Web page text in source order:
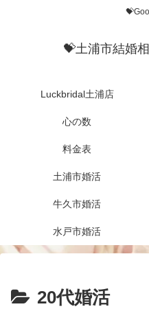
💝土浦市結婚
Luckbridal土浦店
心の数
料金表
土浦市婚活
牛久市婚活
水戸市婚活
20代婚活